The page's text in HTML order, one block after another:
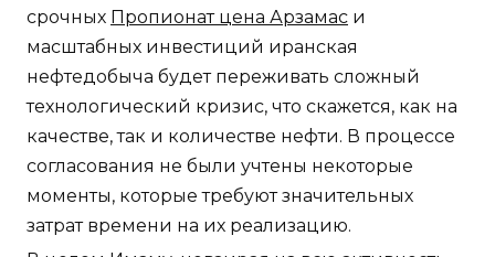
срочных Пропионат цена Арзамас и
масштабных инвестиций иранская
нефтедобыча будет переживать сложный
технологический кризис, что скажется, как на
качестве, так и количестве нефти. В процессе
согласования не были учтены некоторые
моменты, которые требуют значительных
затрат времени на их реализацию.